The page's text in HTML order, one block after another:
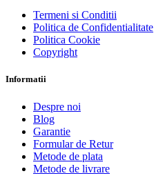
Termeni si Conditii
Politica de Confidentialitate
Politica Cookie
Copyright
Informatii
Despre noi
Blog
Garantie
Formular de Retur
Metode de plata
Metode de livrare